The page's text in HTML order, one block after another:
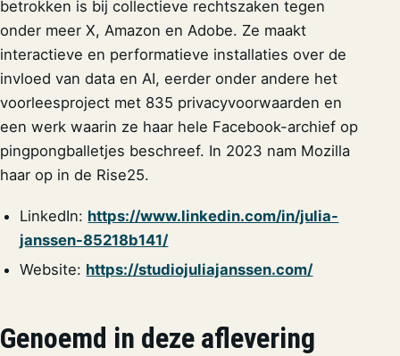
betrokken is bij collectieve rechtszaken tegen
onder meer X, Amazon en Adobe. Ze maakt
interactieve en performatieve installaties over de
invloed van data en AI, eerder onder andere het
voorleesproject met 835 privacyvoorwaarden en
een werk waarin ze haar hele Facebook-archief op
pingpongballetjes beschreef. In 2023 nam Mozilla
haar op in de Rise25.
LinkedIn: https://www.linkedin.com/in/julia-
janssen-85218b141/
Website: https://studiojuliajanssen.com/
Genoemd in deze aflevering